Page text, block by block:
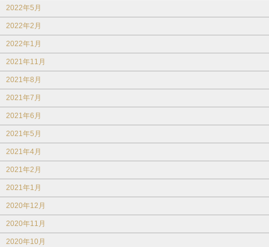
2022年5月
2022年2月
2022年1月
2021年11月
2021年8月
2021年7月
2021年6月
2021年5月
2021年4月
2021年2月
2021年1月
2020年12月
2020年11月
2020年10月